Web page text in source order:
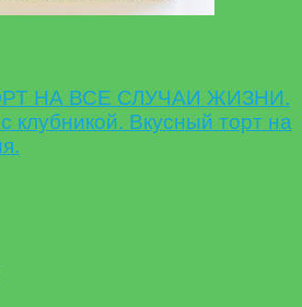
НА ВСЕ СЛУЧАИ ЖИЗНИ.
клубникой. Вкусный торт на